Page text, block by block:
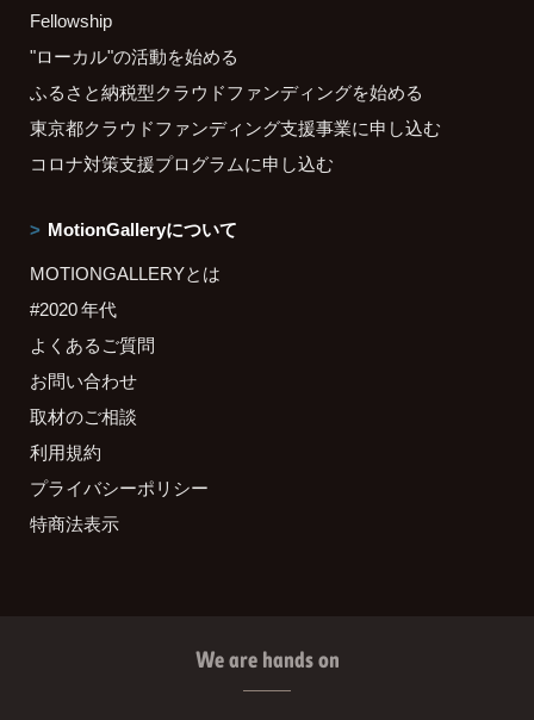
Fellowship
"ローカル"の活動を始める
ふるさと納税型クラウドファンディングを始める
東京都クラウドファンディング支援事業に申し込む
コロナ対策支援プログラムに申し込む
MotionGalleryについて
MOTIONGALLERYとは
#2020 年代
よくあるご質問
お問い合わせ
取材のご相談
利用規約
プライバシーポリシー
特商法表示
We are hands on